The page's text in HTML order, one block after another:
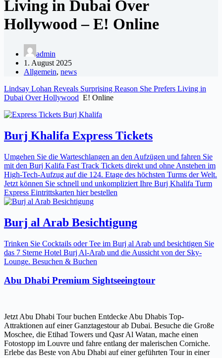
Living in Dubai Over
Hollywood – E! Online
admin
1. August 2025
Allgemein, news
Lindsay Lohan Reveals Surprising Reason She Prefers Living in
Dubai Over Hollywood E! Online
Burj Khalifa Express Tickets
Umgehen Sie die Warteschlangen an den Aufzügen und fahren Sie
mit den Burj Kalifa Fast Track Tickets direkt und ohne Anstehen im
High-Tech-Aufzug auf die 124. Etage des höchsten Turms der Welt.
Jetzt können Sie schnell und unkompliziert Ihre Burj Khalifa Turm
Express Eintrittskarten hier bestellen
Burj al Arab Besichtigung
Trinken Sie Cocktails oder Tee im Burj al Arab und besichtigen Sie
das 7 Sterne Hotel Burj Al-Arab und die Aussicht von der Sky-
Lounge. Besuchen & Buchen
Abu Dhabi Premium Sightseeingtour
Jetzt Abu Dhabi Tour buchen Entdecke Abu Dhabis Top-
Attraktionen auf einer Ganztagestour ab Dubai. Besuche die Große
Moschee, die Etihad Towers und Qasr Al Watan, mache einen
Fotostopp im Louvre und fahre entlang der malerischen Corniche.
Erlebe das Beste von Abu Dhabi auf einer geführten Tour in einer